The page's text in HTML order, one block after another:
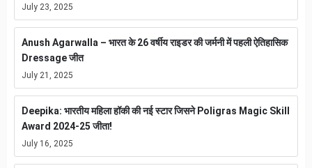
July 23, 2025
Anush Agarwalla – भारत के 26 वर्षीय राइडर की जर्मनी में पहली ऐतिहासिक
Dressage जीत
July 21, 2025
Deepika: भारतीय महिला हॉकी की नई स्टार जिसने Poligras Magic Skill
Award 2024-25 जीता!
July 16, 2025